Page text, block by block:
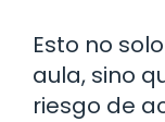
Esto no
aula, sino
riesgo de